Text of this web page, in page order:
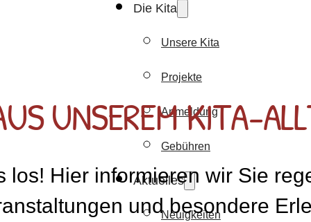
Die Kita
Unsere Kita
Projekte
Anmeldung
Gebühren
Aktuelles
Neuigkeiten
UNSEREM KITA-
Hier informieren wir Sie
und besondere